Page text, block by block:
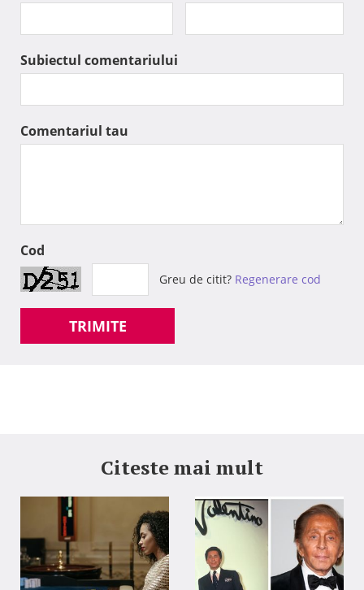
Subiectul comentariului
Comentariul tau
Cod
Greu de citit? Regenerare cod
TRIMITE
Citeste mai mult